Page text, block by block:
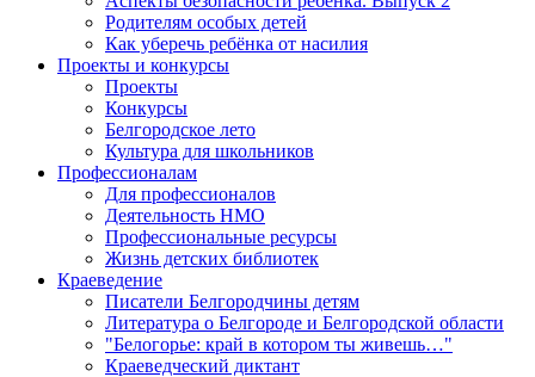
Родителям особых детей
Как уберечь ребёнка от насилия
Проекты и конкурсы
Проекты
Конкурсы
Белгородское лето
Культура для школьников
Профессионалам
Для профессионалов
Деятельность НМО
Профессиональные ресурсы
Жизнь детских библиотек
Краеведение
Писатели Белгородчины детям
Литература о Белгороде и Белгородской области
"Белогорье: край в котором ты живешь…"
Краеведческий диктант